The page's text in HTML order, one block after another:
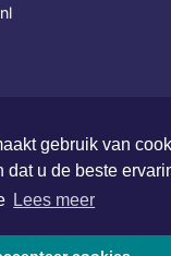
gebruik van
dat u de beste
Lees meer
nieuwsbrief en krijg